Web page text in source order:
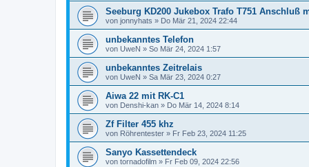
Seeburg KD200 Jukebox Trafo T751 Anschluß
von jonnyhats » Do Mär 21, 2024 22:44
unbekanntes Telefon
von UweN » So Mär 24, 2024 1:57
unbekanntes Zeitrelais
von UweN » Sa Mär 23, 2024 0:27
Aiwa 22 mit RK-C1
von Denshi-kan » Do Mär 14, 2024 8:14
Zf Filter 455 khz
von Röhrentester » Fr Feb 23, 2024 11:25
Sanyo Kassettendeck
von tornadofilm » Fr Feb 09, 2024 22:56